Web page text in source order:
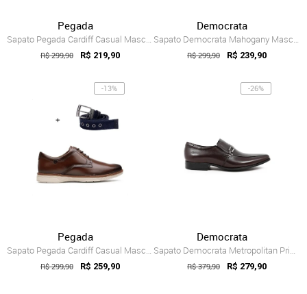
Pegada
Sapato Pegada Cardiff Casual Masculino Marrom
R$ 299,90 R$ 219,90
Democrata
Sapato Democrata Mahogany Masculino Marrom
R$ 299,90 R$ 239,90
-13%
Pegada
Sapato Pegada Cardiff Casual Masculino +...
R$ 299,90 R$ 259,90
-26%
Democrata
Sapato Democrata Metropolitan Prime Marrom
R$ 379,90 R$ 279,90